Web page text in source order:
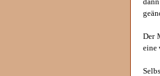
Der
eine